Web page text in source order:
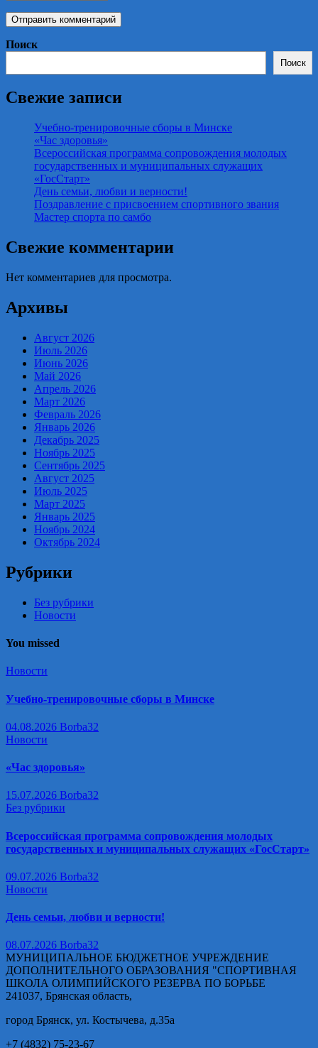
Поиск
Поиск
Свежие записи
Учебно-тренировочные сборы в Минске
«Час здоровья»
Всероссийская программа сопровождения молодых
государственных и муниципальных служащих
«ГосСтарт»
День семьи, любви и верности!
Поздравление с присвоением спортивного звания
Мастер спорта по самбо
Свежие комментарии
Нет комментариев для просмотра.
Архивы
Август 2026
Июль 2026
Июнь 2026
Май 2026
Апрель 2026
Март 2026
Февраль 2026
Январь 2026
Декабрь 2025
Ноябрь 2025
Сентябрь 2025
Август 2025
Июль 2025
Март 2025
Январь 2025
Ноябрь 2024
Октябрь 2024
Рубрики
Без рубрики
Новости
You missed
Новости
Учебно-тренировочные сборы в Минске
04.08.2026 Borba32
Новости
«Час здоровья»
15.07.2026 Borba32
Без рубрики
Всероссийская программа сопровождения молодых
государственных и муниципальных служащих «ГосСтарт»
09.07.2026 Borba32
Новости
День семьи, любви и верности!
08.07.2026 Borba32
МУНИЦИПАЛЬНОЕ БЮДЖЕТНОЕ УЧРЕЖДЕНИЕ
ДОПОЛНИТЕЛЬНОГО ОБРАЗОВАНИЯ "СПОРТИВНАЯ
ШКОЛА ОЛИМПИЙСКОГО РЕЗЕРВА ПО БОРЬБЕ
241037, Брянская область,
город Брянск, ул. Костычева, д.35а
+7 (4832) 75-23-67